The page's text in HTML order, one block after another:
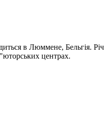
в Люммене, Бельгія.
центрах.